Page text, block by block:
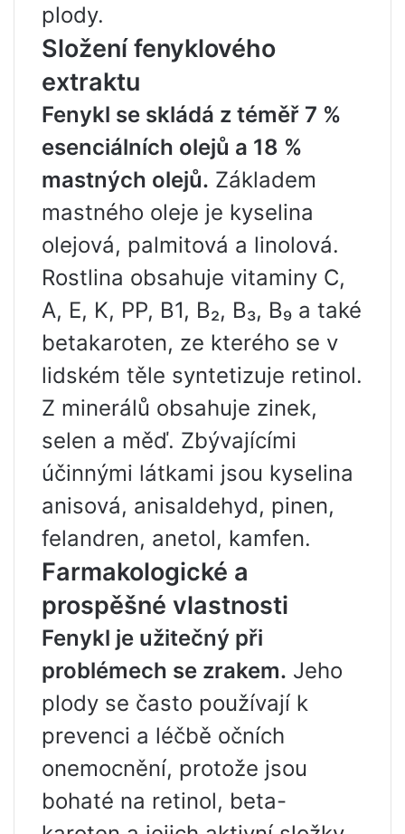
plody.
Složení fenyklového
extraktu
Fenykl se skládá z téměř 7 %
esenciálních olejů a 18 %
mastných olejů. Základem
mastného oleje je kyselina
olejová, palmitová a linolová.
Rostlina obsahuje vitaminy C,
A, E, K, PP, B1, B₂, B₃, B₉ a také
betakaroten, ze kterého se v
lidském těle syntetizuje retinol.
Z minerálů obsahuje zinek,
selen a měď. Zbývajícími
účinnými látkami jsou kyselina
anisová, anisaldehyd, pinen,
felandren, anetol, kamfen.
Farmakologické a
prospěšné vlastnosti
Fenykl je užitečný při
problémech se zrakem. Jeho
plody se často používají k
prevenci a léčbě očních
onemocnění, protože jsou
bohaté na retinol, beta-